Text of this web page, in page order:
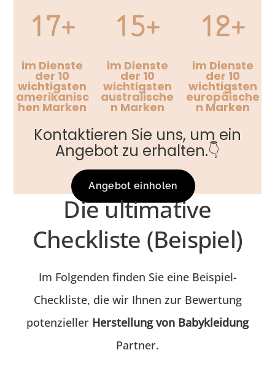
17+
im Dienste
der 10
wichtigsten
amerikanisc
hen Marken
15+
im Dienste
der 10
wichtigsten
australische
n Marken
12+
im Dienste
der 10
wichtigsten
europäische
n Marken
Kontaktieren Sie uns, um ein
Angebot zu erhalten.👇
Angebot einholen
Die ultimative
Checkliste (Beispiel)
Im Folgenden finden Sie eine Beispiel-
Checkliste, die wir Ihnen zur Bewertung
potenzieller Herstellung von Babykleidung
Partner.